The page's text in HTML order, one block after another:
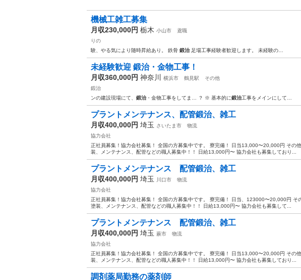
機械工雑工募集
月収230,000円 栃木 小山市
鳶職
りの
験、やる気により随時昇給あり。 鉄骨 鍛治足場工事経験者歓迎します。 未経験の…
未経験歓迎 鍛治・金物工事！
月収360,000円 神奈川 横浜市 鶴見駅
その他
鍛治
ンの建設現場にて、 鍛治・金物工事をしてま… ？ ※ 基本的に鍛治工事をメインにして…
プラントメンテナンス、配管鍛治、雑工
月収400,000円 埼玉 さいたま市
物流
協力会社
正社員募集！協力会社募集！ 全国の方募集中です。 寮完備！ 日当13,000〜20,000円 その
装、メンテナンス、配管などの職人募集中！！ 日給13,000円〜 協力会社も募集しており...
プラントメンテナンス 配管鍛治、雑工
月収400,000円 埼玉 川口市
物流
協力会社
正社員募集！協力会社募集！ 全国の方募集中です。 寮完備！ 日当、123000〜20,000円 そ
塗装、メンテナンス、配管などの職人募集中！！ 日給13,000円〜 協力会社も募集して...
プラントメンテナンス 配管鍛治、雑工
月収400,000円 埼玉 蕨市
物流
協力会社
正社員募集！協力会社募集！ 全国の方募集中です。 寮完備！ 日当13,000〜20,000円 その
装、メンテナンス、配管などの職人募集中！！ 日給13,000円〜 協力会社も募集しており...
調剤薬局勤務の薬剤師